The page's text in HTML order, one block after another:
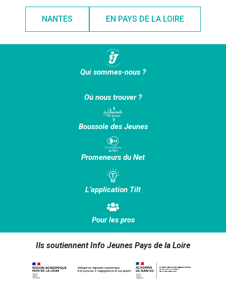
NANTES EN PAYS DE LA LOIRE
Qui sommes-nous ?
Où nous trouver ?
Boussole des Jeunes
Promeneurs du Net
L’application Tilt
Pour les pros
Ils soutiennent Info Jeunes Pays de la Loire